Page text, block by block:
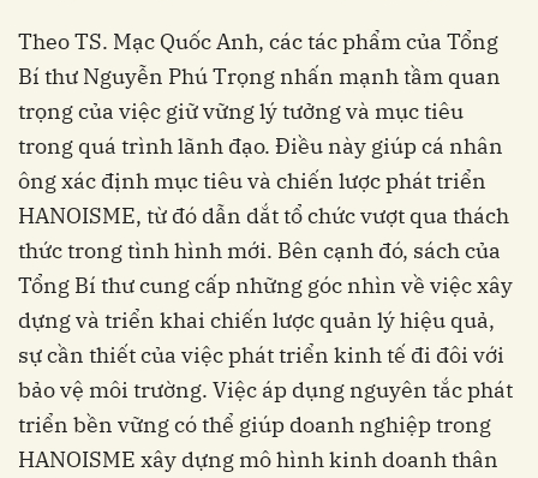
Theo TS. Mạc Quốc Anh, các tác phẩm của Tổng
Bí thư Nguyễn Phú Trọng nhấn mạnh tầm quan
trọng của việc giữ vững lý tưởng và mục tiêu
trong quá trình lãnh đạo. Điều này giúp cá nhân
ông xác định mục tiêu và chiến lược phát triển
HANOISME, từ đó dẫn dắt tổ chức vượt qua thách
thức trong tình hình mới. Bên cạnh đó, sách của
Tổng Bí thư cung cấp những góc nhìn về việc xây
dựng và triển khai chiến lược quản lý hiệu quả,
sự cần thiết của việc phát triển kinh tế đi đôi với
bảo vệ môi trường. Việc áp dụng nguyên tắc phát
triển bền vững có thể giúp doanh nghiệp trong
HANOISME xây dựng mô hình kinh doanh thân